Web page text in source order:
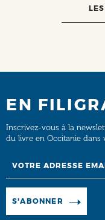
EN
Inscrivez-vous à la
du livre en Occitanie dans
S'ABONNER